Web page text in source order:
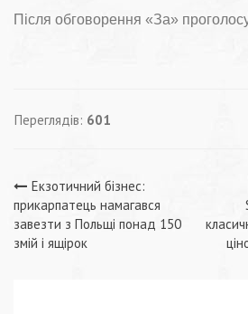
Після обговорення «За»
Переглядів: 601
Навігація
записів
Екзотичний бізнес:
прикарпатець намагався
завезти з Польщі понад 150
змій і ящірок